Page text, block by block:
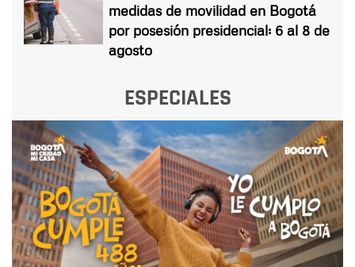
medidas de movilidad en Bogotá
por posesión presidencial: 6 al 8 de
agosto
ESPECIALES